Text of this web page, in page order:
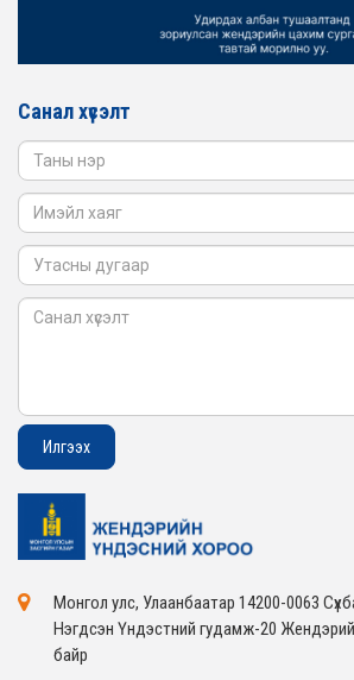
Санал хүсэлт
Монгол улс, Улаанбаатар 14200-0063
Нэгдсэн Үндэстний гудамж-20
байр